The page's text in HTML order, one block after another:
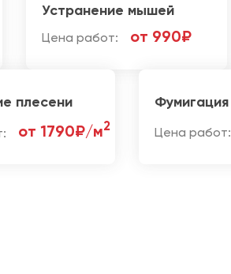
Устранение мышей
Цена работ: от 990₽
плесени
от 1790₽/м2
Фумигация
Цена работ: